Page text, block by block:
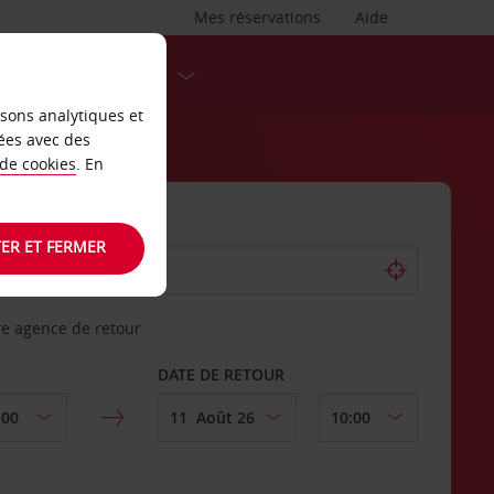
Aide
Mes réservations
agence de retour
DATE DE RETOUR
analytiques et
avec des
cookies. En
ET FERMER